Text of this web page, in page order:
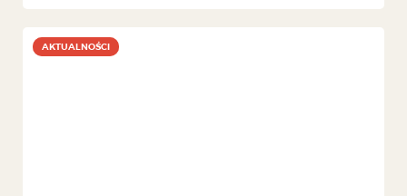
AKTUALNOŚCI
AKTUALNOŚCI